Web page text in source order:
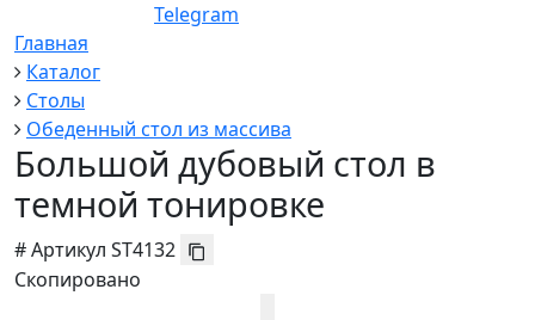
Telegram
Главная
Каталог
Столы
Обеденный стол из массива
Большой дубовый стол в
темной тонировке
#Артикул ST4132
Скопировано